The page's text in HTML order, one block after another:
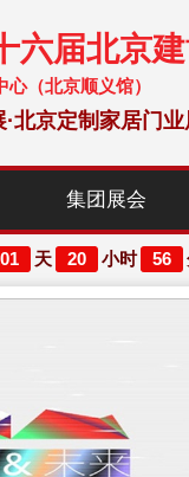
六届北京
（北京顺义馆）
京定制家居门业
集团展会
天 20 小时 56